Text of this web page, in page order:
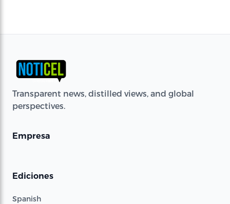
Transparent news, distilled views, and global
perspectives.
Empresa
Ediciones
Spanish